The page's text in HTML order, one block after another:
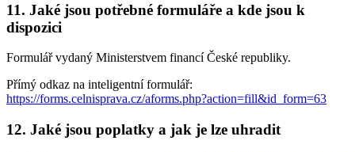
11. Jaké jsou potřebné formuláře a kde jsou k
dispozici
Formulář vydaný Ministerstvem financí České republiky.
Přímý odkaz na inteligentní formulář:
https://forms.celnisprava.cz/aforms.php?action=fill&id_form=63
12. Jaké jsou poplatky a jak je lze uhradit